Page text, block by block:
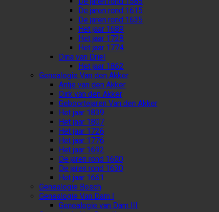
De jaren rond 1615
De jaren rond 1635
Het jaar 1689
Het jaar 1728
Het jaar 1774
Dina van Driel
Het jaar 1862
Genealogie Van den Akker
Antje van den Akker
Dirk van den Akker
Geboortejaren Van den Akker
Het jaar 1839
Het jaar 1807
Het jaar 1726
Het jaar 1776
Het jaar 1692
De jaren rond 1600
De jaren rond 1630
Het jaar 1661
Genealogie Bosch
Genealogie Van Dam I
Genealogie van Dam III